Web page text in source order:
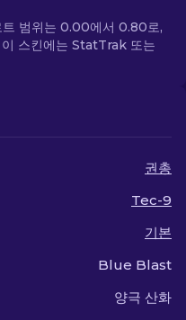
범위는 0.00에서 0.80로,
스킨에는 StatTrak 또는
권총
Tec-9
기본
Blue Blast
양극 산화